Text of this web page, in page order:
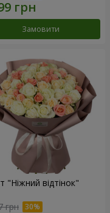
Замовити
"Ніжний відтінок"
грн